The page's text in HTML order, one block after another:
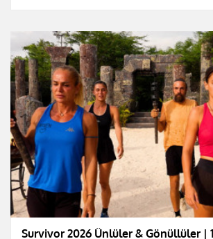
Survivor 2026 Ünlüler & Gönüllüler |